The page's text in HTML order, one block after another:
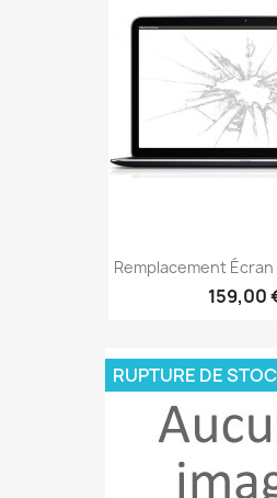
Remplacement Écran
159,00
RUPTURE DE